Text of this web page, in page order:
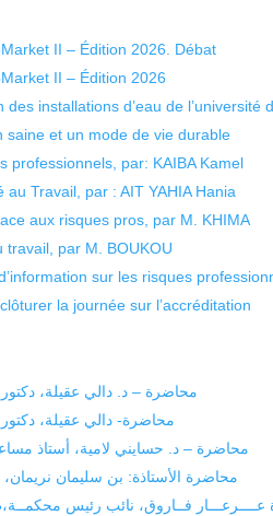
II – Édition 2026. Débat
II – Édition 2026
installations d’eau de l’université
saine et un mode de vie durable
professionnels, par: KAIBA Kamel
Travail, par : AIT YAHIA Hania
aux risques pros, par M. KHIMA
travail, par M. BOUKOU
sur les risques
la journée sur l’accréditation
محاضرة – د. دالي عقيلة،
محاضرة- دالي عقيلة،
محاضرة – د. حسايني لامية، أستاذ
محاضرة الأستاذة: بن سليمان نريمان،
فــاروق، نائب رئيس